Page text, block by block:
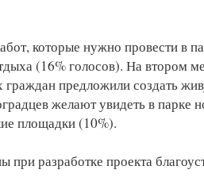
которые нужно провести в
(16% голосов). На втором
предложили создать
желают увидеть в парке
площадки (10%).
разработке проекта